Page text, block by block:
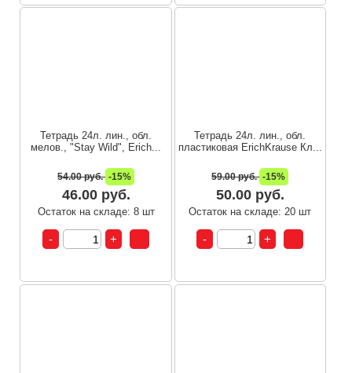
Тетрадь 24л. лин., обл.
мелов., "Stay Wild", Erich...
54.00 руб. -15%
46.00 руб.
Остаток на складе: 8 шт
Тетрадь 24л. лин., обл.
пластиковая ErichKrause Кл...
59.00 руб. -15%
50.00 руб.
Остаток на складе: 20 шт